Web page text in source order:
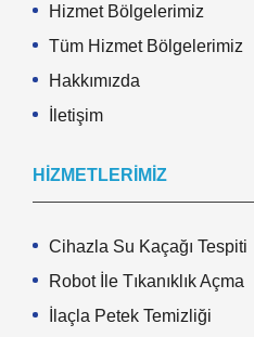
Hizmet Bölgelerimiz
Tüm Hizmet Bölgelerimiz
Hakkımızda
İletişim
HIZMETLERIMIZ
Cihazla Su Kaçağı Tespiti
Robot İle Tıkanıklık Açma
İlaçla Petek Temizliği